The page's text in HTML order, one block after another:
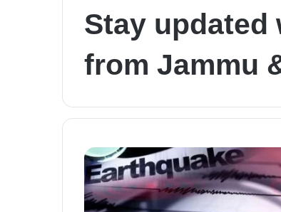
Stay updated
from Jammu